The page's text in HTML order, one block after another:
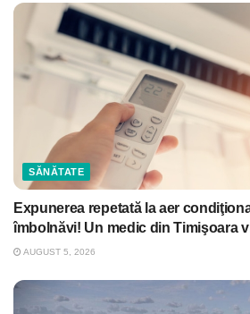
SĂNĂTATE
Expunerea repetată la aer
îmbolnăvi! Un medic din Timişoara
AUGUST 5, 2026